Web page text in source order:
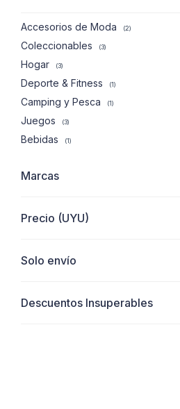
Accesorios de Moda (2)
Coleccionables (3)
Hogar (3)
Deporte & Fitness (1)
Camping y Pesca (1)
Juegos (3)
Bebidas (1)
Marcas
Precio (UYU)
Solo envío
Descuentos Insuperables